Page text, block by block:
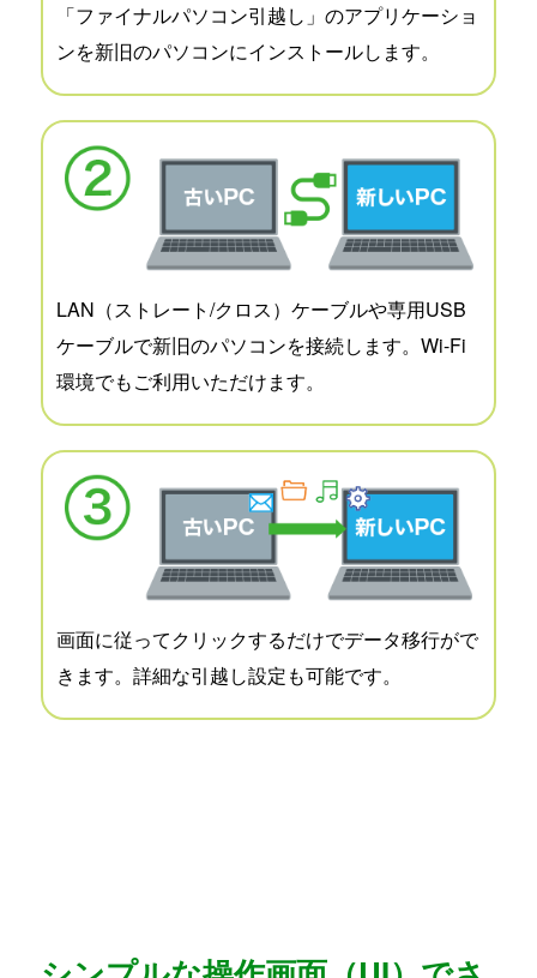
「ファイナルパソコン引越し」のアプリケーショ
ンを新旧のパソコンにインストールします。
LAN（ストレート/クロス）ケーブルや専用USB
ケーブルで新旧のパソコンを接続します。Wi-Fi
環境でもご利用いただけます。
画面に従ってクリックするだけでデータ移行がで
きます。詳細な引越し設定も可能です。